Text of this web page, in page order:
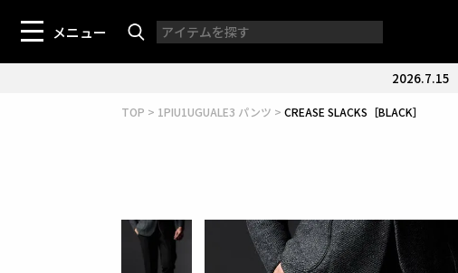
メニュー
2026.7.15
TOP 1PIU1UGUALE3 パンツ CREASE SLACKS［BLACK］